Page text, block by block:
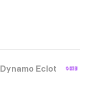
Dynamo Eclot